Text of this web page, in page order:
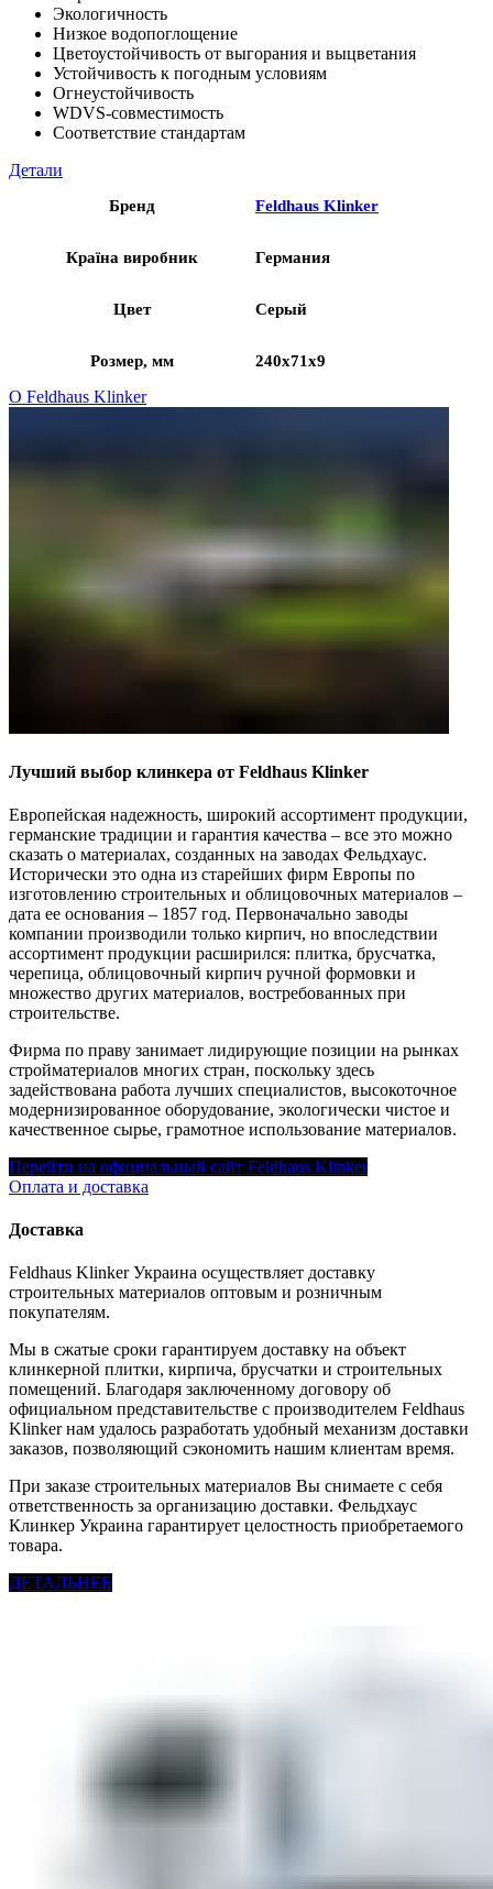
Экологичность
Низкое водопоглощение
Цветоустойчивость от выгорания и выцветания
Устойчивость к погодным условиям
Огнеустойчивость
WDVS-совместимость
Соответствие стандартам
Детали
Бренд Feldhaus Klinker
Країна виробник Германия
Цвет Серый
Розмер, мм 240x71x9
О Feldhaus Klinker
Лучший выбор клинкера от Feldhaus Klinker
Европейская надежность, широкий ассортимент продукции,
германские традиции и гарантия качества – все это можно
сказать о материалах, созданных на заводах Фельдхаус.
Исторически это одна из старейших фирм Европы по
изготовлению строительных и облицовочных материалов –
дата ее основания – 1857 год. Первоначально заводы
компании производили только кирпич, но впоследствии
ассортимент продукции расширился: плитка, брусчатка,
черепица, облицовочный кирпич ручной формовки и
множество других материалов, востребованных при
строительстве.
Фирма по праву занимает лидирующие позиции на рынках
стройматериалов многих стран, поскольку здесь
задействована работа лучших специалистов, высокоточное
модернизированное оборудование, экологически чистое и
качественное сырье, грамотное использование материалов.
Перейти на официальный сайт Feldhaus Klinker
Оплата и доставка
Доставка
Feldhaus Klinker Украина осуществляет доставку
строительных материалов оптовым и розничным
покупателям.
Мы в сжатые сроки гарантируем доставку на объект
клинкерной плитки, кирпича, брусчатки и строительных
помещений. Благодаря заключенному договору об
официальном представительстве с производителем Feldhaus
Klinker нам удалось разработать удобный механизм доставки
заказов, позволяющий сэкономить нашим клиентам время.
При заказе строительных материалов Вы снимаете с себя
ответственность за организацию доставки. Фельдхаус
Клинкер Украина гарантирует целостность приобретаемого
товара.
ДЕТАЛЬНЕЕ